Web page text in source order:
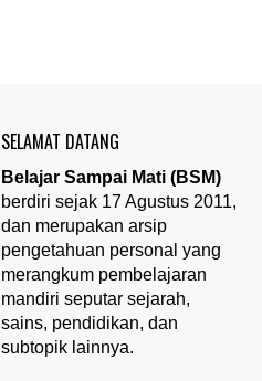
SELAMAT DATANG
Belajar Sampai Mati (BSM)
berdiri sejak 17 Agustus 2011,
dan merupakan arsip
pengetahuan personal yang
merangkum pembelajaran
mandiri seputar sejarah,
sains, pendidikan, dan
subtopik lainnya.